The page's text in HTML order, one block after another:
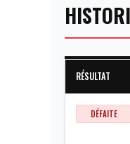
RÉSULTAT
DÉFAITE